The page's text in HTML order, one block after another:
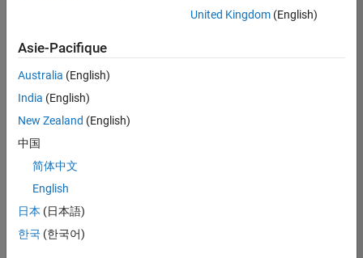
lieu
pour
l’ensemble
des
opportunités
votre
région.
Senior Software Quality Engineer
Senior
United Kingdom(English)
Asie-Pacifique
Australia (English)
India (English)
New Zealand (English)
中国
简体中文
English
日本 (日本語)
한국 (한국어)